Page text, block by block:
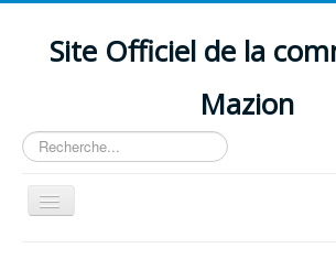
Site Officiel de la
Mazion
Rechercher
Basculer
la